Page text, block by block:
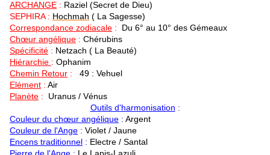
ARCHANGE : Raziel (Secret de Dieu)
SEPHIRA : Hochmah ( La Sagesse)
Correspondance zodiacale :
Du 6° au 10° des Gémeaux
Chœur angélique : Chérubins
Spécificité : Netzach ( La Beauté)
Hiérarchie : Ophanim
Chemin Retour :
49 : Vehuel
Elément : Air
Planète :
Uranus / Vénus
Outils d'harmonisation :
Couleur du chœur angélique : Argent
Couleur de l'Ange : Violet / Jaune
Encens traditionnel : Electre / Santal